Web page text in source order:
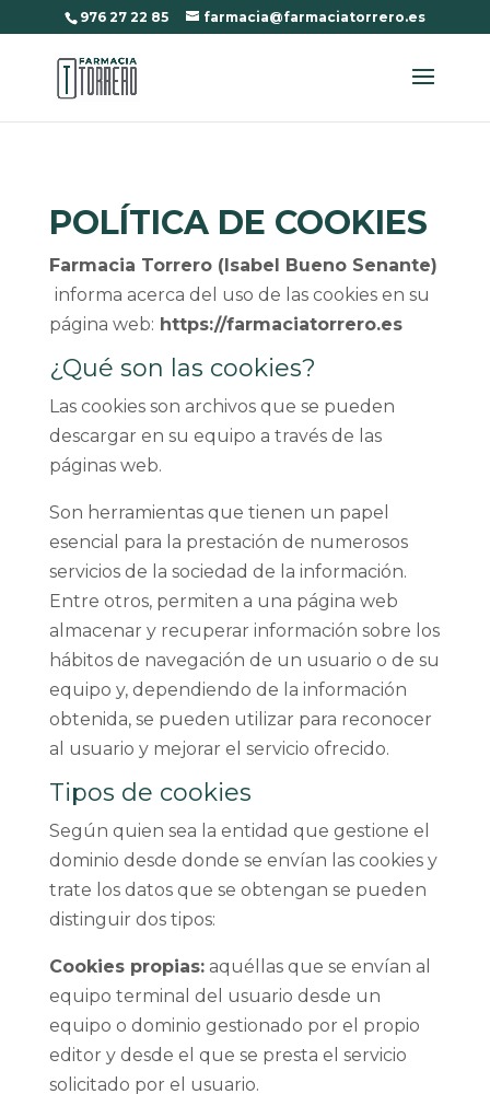
976 27 22 85 farmacia@farmaciatorrero.es
POLÍTICA DE COOKIES
Farmacia Torrero (Isabel Bueno Senante)
informa acerca del uso de las cookies en su
página web: https://farmaciatorrero.es
¿Qué son las cookies?
Las cookies son archivos que se pueden
descargar en su equipo a través de las
páginas web.
Son herramientas que tienen un papel
esencial para la prestación de numerosos
servicios de la sociedad de la información.
Entre otros, permiten a una página web
almacenar y recuperar información sobre los
hábitos de navegación de un usuario o de su
equipo y, dependiendo de la información
obtenida, se pueden utilizar para reconocer
al usuario y mejorar el servicio ofrecido.
Tipos de cookies
Según quien sea la entidad que gestione el
dominio desde donde se envían las cookies y
trate los datos que se obtengan se pueden
distinguir dos tipos:
Cookies propias:aquéllas que se envían al
equipo terminal del usuario desde un
equipo o dominio gestionado por el propio
editor y desde el que se presta el servicio
solicitado por el usuario.